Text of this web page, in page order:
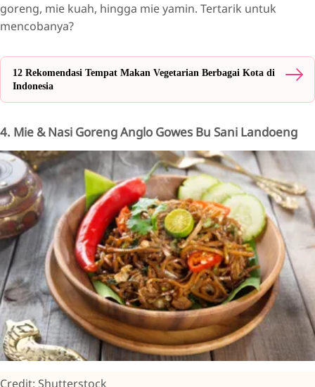
goreng, mie kuah, hingga mie yamin. Tertarik untuk
mencobanya?
12 Rekomendasi Tempat Makan Vegetarian Berbagai Kota di
Indonesia
4. Mie & Nasi Goreng Anglo Gowes Bu Sani Landoeng
Credit: Shutterstock